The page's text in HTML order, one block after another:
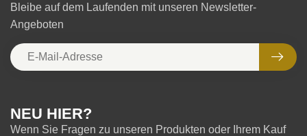
NEU HIER?
Wenn Sie Fragen zu unseren Produkten oder Ihrem Kauf
Bleibe auf dem Laufenden mit unseren Newsletter-
Angeboten